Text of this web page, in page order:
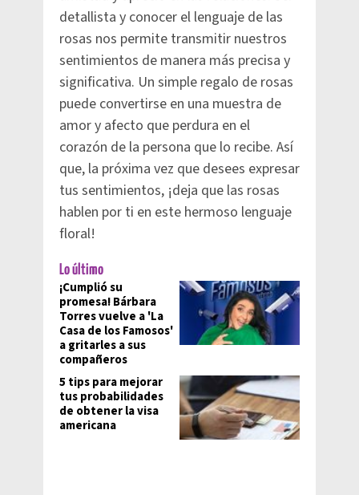
detallista y conocer el lenguaje de las
rosas nos permite transmitir nuestros
sentimientos de manera más precisa y
significativa. Un simple regalo de rosas
puede convertirse en una muestra de
amor y afecto que perdura en el
corazón de la persona que lo recibe. Así
que, la próxima vez que desees expresar
tus sentimientos, ¡deja que las rosas
hablen por ti en este hermoso lenguaje
floral!
Lo último
¡Cumplió su
promesa! Bárbara
Torres vuelve a 'La
Casa de los Famosos'
a gritarles a sus
compañeros
5 tips para mejorar
tus probabilidades
de obtener la visa
americana